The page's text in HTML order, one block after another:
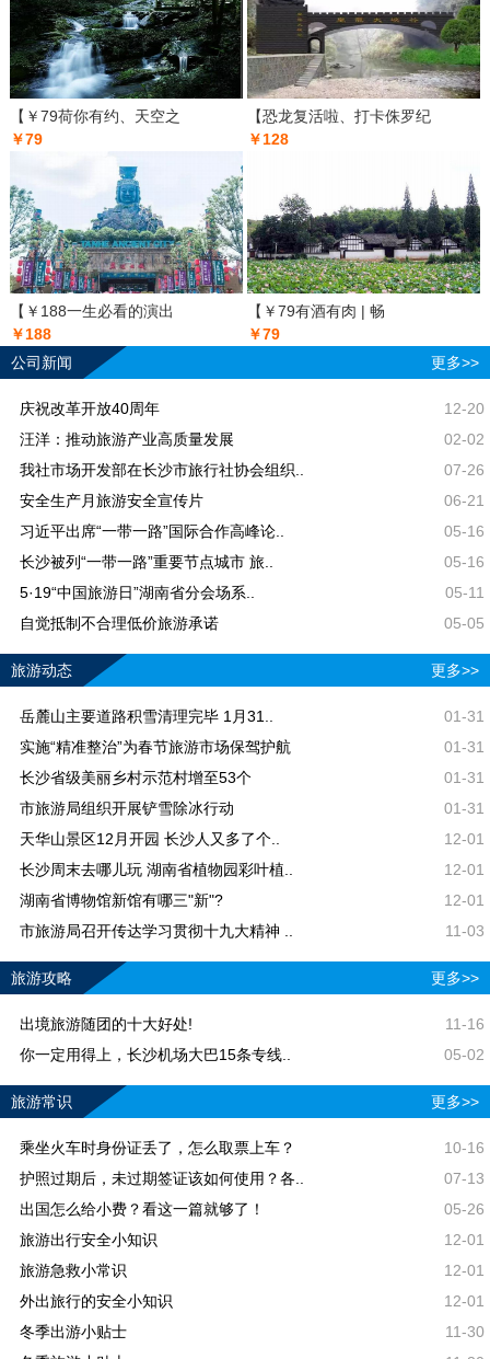
【￥79荷你有约、天空之
￥79
【恐龙复活啦、打卡侏罗纪
￥128
【￥188一生必看的演出
￥188
【￥79有酒有肉 | 畅
￥79
公司新闻
更多>>
庆祝改革开放40周年
12-20
汪洋：推动旅游产业高质量发展
02-02
我社市场开发部在长沙市旅行社协会组织..
07-26
安全生产月旅游安全宣传片
06-21
习近平出席“一带一路”国际合作高峰论..
05-16
长沙被列“一带一路”重要节点城市 旅..
05-16
5·19“中国旅游日”湖南省分会场系..
05-11
自觉抵制不合理低价旅游承诺
05-05
旅游动态 更多>>
岳麓山主要道路积雪清理完毕 1月31..
01-31
实施“精准整治”为春节旅游市场保驾护航
01-31
长沙省级美丽乡村示范村增至53个
01-31
市旅游局组织开展铲雪除冰行动
01-31
天华山景区12月开园 长沙人又多了个..
12-01
长沙周末去哪儿玩 湖南省植物园彩叶植..
12-01
湖南省博物馆新馆有哪三"新"?
12-01
市旅游局召开传达学习贯彻十九大精神 ..
11-03
旅游攻略 更多>>
出境旅游随团的十大好处!
11-16
你一定用得上，长沙机场大巴15条专线..
05-02
旅游常识 更多>>
乘坐火车时身份证丢了，怎么取票上车？
10-16
护照过期后，未过期签证该如何使用？各..
07-13
出国怎么给小费？看这一篇就够了！
05-26
旅游出行安全小知识
12-01
旅游急救小常识
12-01
外出旅行的安全小知识
12-01
冬季出游小贴士
11-30